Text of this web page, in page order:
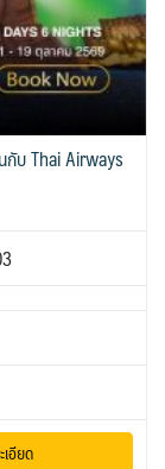
บ Thai Airways
อียด